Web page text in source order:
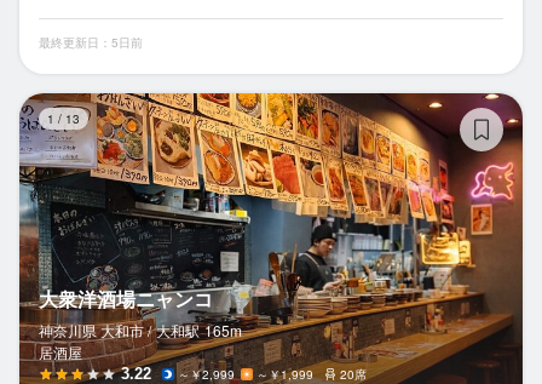
最終更新日：5日前
1 / 13
大衆洋酒場ニャンコ
神奈川県 大和市 / 大和駅 165m
居酒屋
3.22 ～￥2,999 ～￥1,999 20席